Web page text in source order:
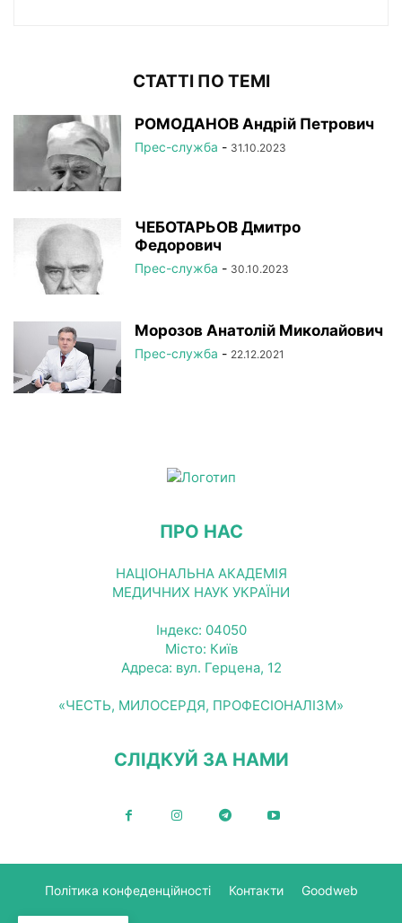
СТАТТІ ПО ТЕМІ
РОМОДАНОВ Андрій Петрович
Прес-служба - 31.10.2023
ЧЕБОТАРЬОВ Дмитро
Федорович
Прес-служба - 30.10.2023
Морозов Анатолій Миколайович
Прес-служба - 22.12.2021
ПРО НАС
НАЦІОНАЛЬНА АКАДЕМІЯ
МЕДИЧНИХ НАУК УКРАЇНИ
Індекс: 04050
Місто: Київ
Адреса: вул. Герцена, 12
«ЧЕСТЬ, МИЛОСЕРДЯ, ПРОФЕСІОНАЛІЗМ»
СЛІДКУЙ ЗА НАМИ
Політика конфеденційності Контакти Goodweb